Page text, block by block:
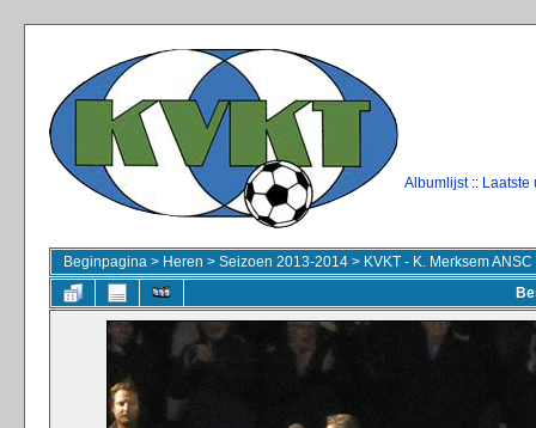
Albumlijst:: Laatste
Beginpagina > Heren > Seizoen 2013-2014 > KVKT - K. Merksem ANSC